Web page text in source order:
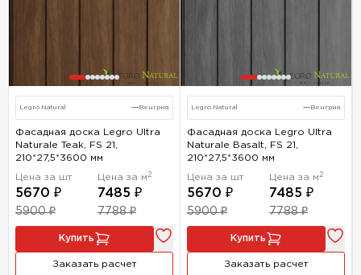
Legro Natural --- Венгрия
Фасадная доска Legro Ultra
Naturale Teak, FS 21,
210*27,5*3600 мм
Цена за шт
5670 ₽
5900 ₽
Цена за м 2
7485 ₽
7788 ₽
Купить
Заказать расчет
Legro Natural --- Венгрия
Фасадная доска Legro Ultra
Naturale Basalt, FS 21,
210*27,5*3600 мм
Цена за шт
5670 ₽
5900 ₽
Цена за м 2
7485 ₽
7788 ₽
Купить
Заказать расчет